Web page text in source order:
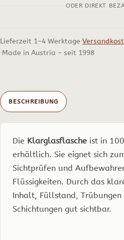
ODER DIREKT
Lieferzeit 1–4 Werktage
Made in Austria – seit 1998
BESCHREIBUNG
Die Klarglasflasche ist in
erhältlich. Sie eignet sich
Sichtprüfen und
Flüssigkeiten. Durch das
Inhalt, Füllstand,
Schichtungen gut sichtbar.